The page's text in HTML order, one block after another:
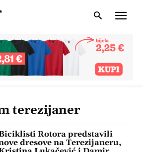
terezijaner
Rotora predstavili
dresove na Terezijaneru,